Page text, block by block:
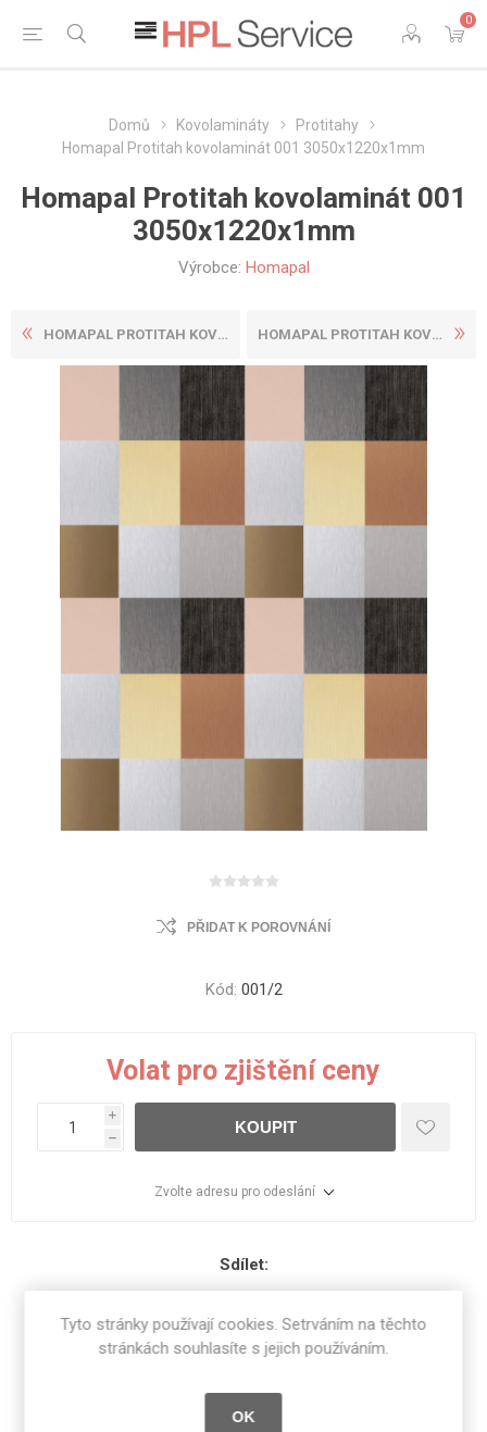
0
Domů Kovolamináty
Protitahy
Homapal Protitah kovolaminát 001 3050x1220x1mm
Homapal Protitah kovolaminát 001
3050x1220x1mm
Výrobce: Homapal
HOMAPAL PROTITAH KOVOLAMINÁ... HOMAPAL PROTITAH KOVOLAMINÁ...
PŘIDAT K POROVNÁNÍ
Kód: 001/2
Volat pro zjištění ceny
i
h
KOUPIT
Zvolte adresu pro odeslání
Sdílet:
Tyto stránky používají cookies. Setrváním na těchto
stránkách souhlasíte s jejich používáním.
OK